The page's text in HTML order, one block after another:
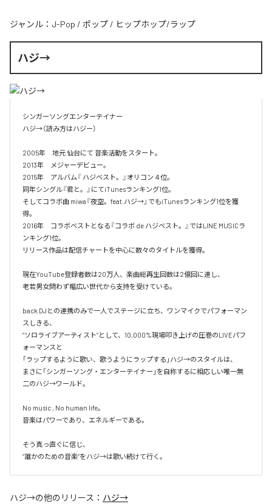
ジャンル： J-Pop / ポップ / ヒップホップ/ラップ
ハジ→
シンガーソングエンターテイナー
ハジ→（読み方はハジー）
2005年　地元 仙台にて 音楽活動をスタート。
2013年　メジャーデビュー。
2015年　アルバム『 ハジベスト。』オリコン４位。
同年シングル『君と。』にてiTunesランキング1位。
そしてコラボ曲 miwa『夜空。feat.ハジ→』でもiTunesランキング1位を獲
得。
2016年　コラボベストとなる『コラボ de ハジベスト。』ではLINE MUSICラ
ンキング1位。
リリース作品は配信チャートを中心に数々のタイトルを獲得。
現在YouTube登録者数は20万人、楽曲総再生回数は2億回に達し、
老若男女問わず幅広い世代から支持を受けている。
back DJとの連携のみで一人でステージに立ち、ワンマイクでパフォーマン
スしきる、
“ソロライブアーティスト”として、10,000%現場叩き上げの圧巻のLIVEパフ
ォーマンスと
「ラップするように歌い、歌うようにラップする」ハジ→のスタイルは、
まさに「シンガーソング・エンターテイナー」を自称するに相応しい唯一無
二のハジ→ワールド。
No music , No human life。
音楽はパワーであり、エネルギーである。
そう真っ直ぐに信じ、
ハジ→の他のリリース： ハジ→